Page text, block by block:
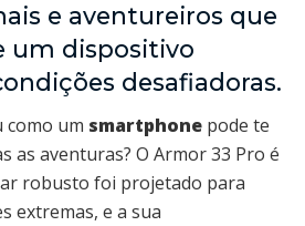
e aventureiros que
um dispositivo
desafiadoras.
como um smartphone pode te
as aventuras? O Armor 33 Pro é
robusto foi projetado para
extremas, e a sua